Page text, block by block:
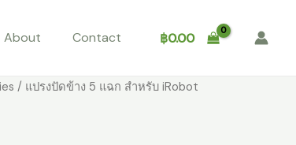
About Contact ฿0.00
/ แปรงปัดข้าง 5 แฉก สำหรับ iRobot